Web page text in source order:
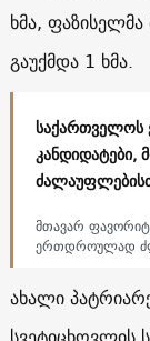
ხმა,
გაუქმდა 1 ხმა.
საქართველოს
მთავარ
ერთდროულად
ახალი